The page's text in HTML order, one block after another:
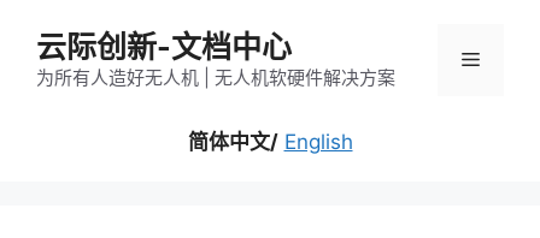
云际创新-文档中心
为所有人造好无人机 | 无人机软硬件解决方案
菜
简体中文/ English